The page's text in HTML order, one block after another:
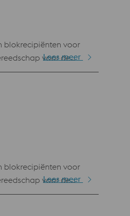
blokrecipiënten voor
voor de
Lees meer
blokrecipiënten voor
voor de
Lees meer